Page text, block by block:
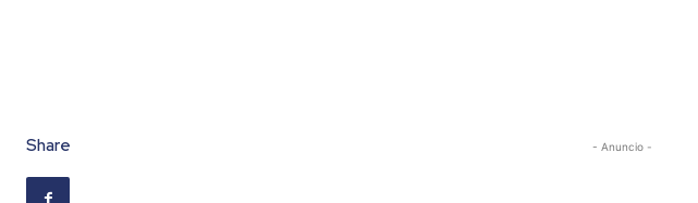
Share - Anuncio -